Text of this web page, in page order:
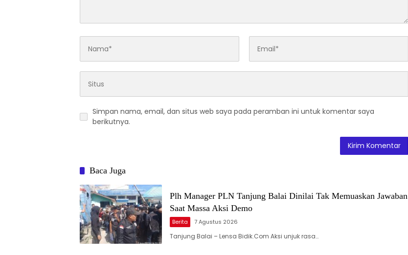
Simpan nama, email, dan situs web saya pada peramban ini untuk komentar saya
berikutnya.
Baca Juga
Plh Manager PLN Tanjung Balai Dinilai Tak Memuaskan Jawaban
Saat Massa Aksi Demo
Berita 7 Agustus 2026
Tanjung Balai – Lensa Bidik.Com Aksi unjuk rasa…